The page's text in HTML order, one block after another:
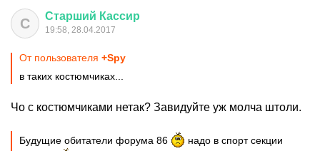
С Старший Кассир
19:58, 28.04.2017
От пользователя +Spy
в таких костюмчиках...
Чо с костюмчиками нетак? Завидуйте уж молча штоли.
Будущие обитатели форума 86
надо в спорт секции